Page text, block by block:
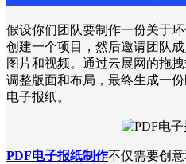
假设你们团队要制作一份关于
创建一个项目，然后邀请团队
图片和视频。通过云展网的拖
调整版面和布局，最终生成一
电子报纸。
PDF电子报纸制作不仅需要创